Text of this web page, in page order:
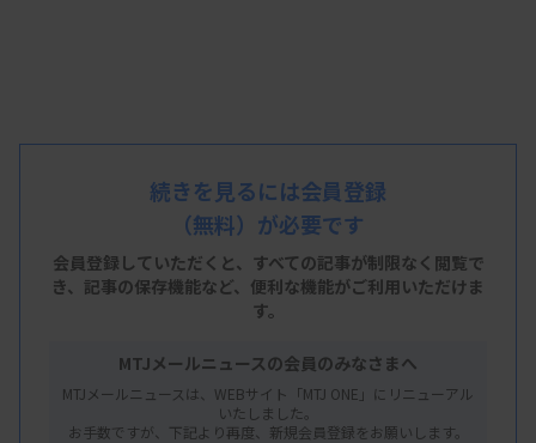
続きを見るには会員登録
（無料）が必要です
会員登録していただくと、すべての記事が制限なく閲覧で
き、 記事の保存機能など、便利な機能がご利用いただけま
す。
MTJメールニュースの会員のみなさまへ
MTJメールニュースは、WEBサイト「MTJ ONE」にリニューアル
いたしました。
お手数ですが、下記より再度、新規会員登録をお願いします。